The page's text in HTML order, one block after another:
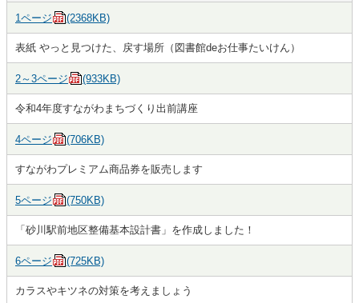
1ページ (2368KB)
表紙 やっと見つけた、戻す場所（図書館deお仕事たいけん）
2～3ページ (933KB)
令和4年度すながわまちづくり出前講座
4ページ (706KB)
すながわプレミアム商品券を販売します
5ページ (750KB)
「砂川駅前地区整備基本設計書」を作成しました！
6ページ (725KB)
カラスやキツネの対策を考えましょう